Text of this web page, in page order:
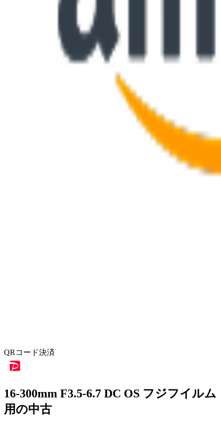
QRコード決済
16-300mm F3.5-6.7 DC OS フジフイルム
用の中古